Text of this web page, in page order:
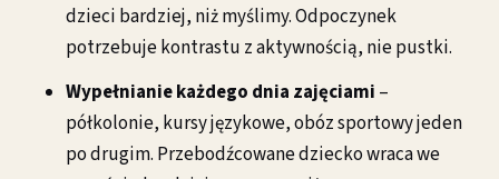
dzieci bardziej, niż myślimy. Odpoczynek
potrzebuje kontrastu z aktywnością, nie pustki.
Wypełnianie każdego dnia zajęciami –
półkolonie, kursy językowe, obóz sportowy jeden
po drugim. Przebodźcowane dziecko wraca we